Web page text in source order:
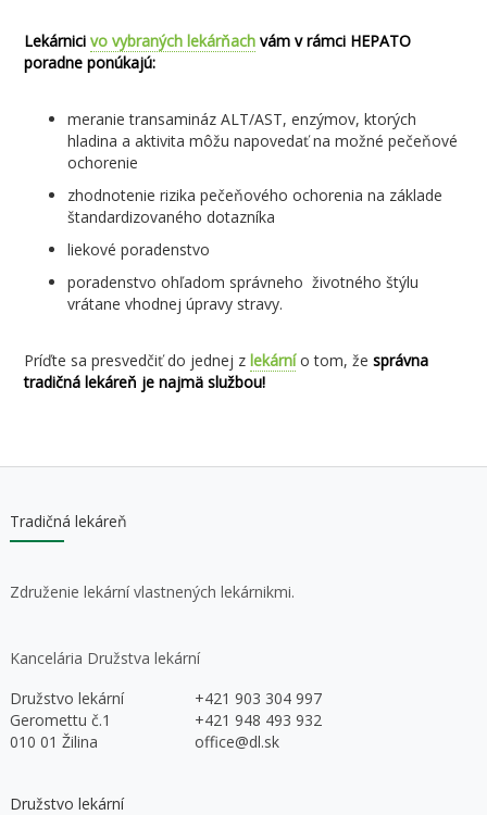
Lekárnici vo vybraných lekárňachvám v rámci HEPATO
poradne ponúkajú:
meranie transamináz ALT/AST, enzýmov, ktorých
hladina a aktivita môžu napovedať na možné pečeňové
ochorenie
zhodnotenie rizika pečeňového ochorenia na základe
štandardizovaného dotazníka
liekové poradenstvo
poradenstvo ohľadom správneho životného štýlu
vrátane vhodnej úpravy stravy.
Príďte sa presvedčiť do jednej z lekárnío tom, že správna
tradičná lekáreň je najmä službou!
Tradičná lekáreň
Združenie lekární vlastnených lekárnikmi.
Kancelária Družstva lekární
Družstvo lekární
+421 903 304 997
Geromettu č.1
+421 948 493 932
010 01 Žilina
office@dl.sk
Družstvo lekární